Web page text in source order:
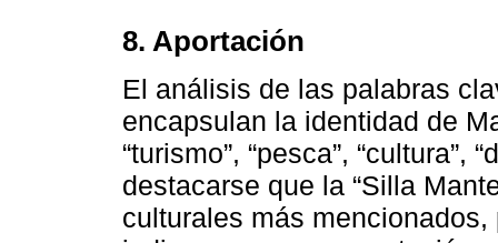
8. Aportación
El análisis de las palabras
encapsulan la identidad de
“turismo”, “pesca”, “cultura”,
destacarse que la “Silla
culturales más